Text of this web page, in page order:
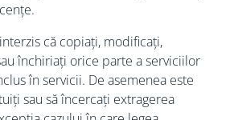
că copiați, modificați,
închiriați orice parte a serviciilor
în servicii. De asemenea este
sau să încercați extragerea